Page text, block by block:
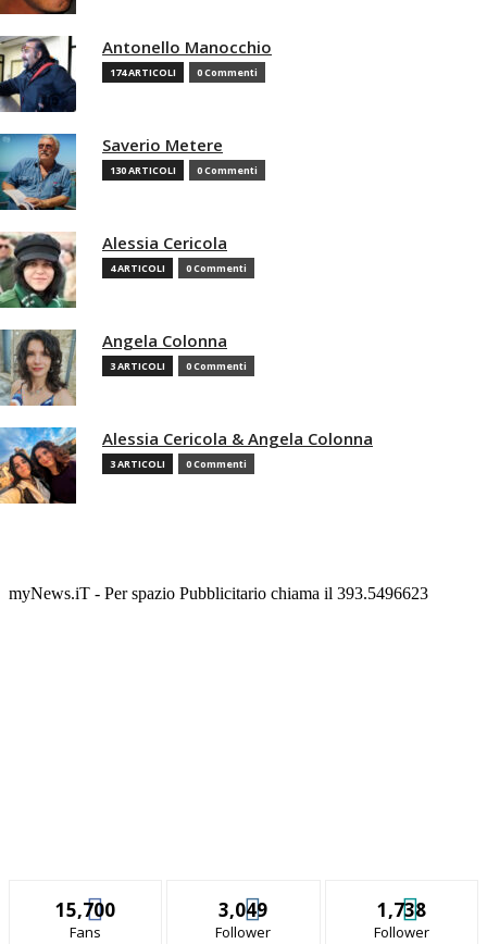
Antonello Manocchio
174 ARTICOLI 0 Commenti
Saverio Metere
130 ARTICOLI 0 Commenti
Alessia Cericola
4 ARTICOLI 0 Commenti
Angela Colonna
3 ARTICOLI 0 Commenti
Alessia Cericola & Angela Colonna
3 ARTICOLI 0 Commenti
myNews.iT - Per spazio Pubblicitario chiama il 393.5496623
15,700
Fans
3,049
Follower
1,738
Follower